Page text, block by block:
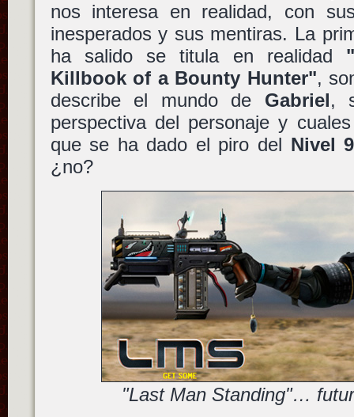
nos interesa en realidad, con
inesperados y sus mentiras. La
ha salido se titula en realidad
Killbook of a Bounty Hunter",
describe el mundo de Gabriel,
perspectiva del personaje y
que se ha dado el piro del Nivel 9
¿no?
"Last Man Standing"…